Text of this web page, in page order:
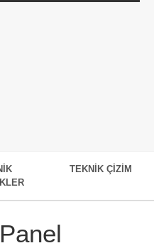
TEKNIK ÇIZIM